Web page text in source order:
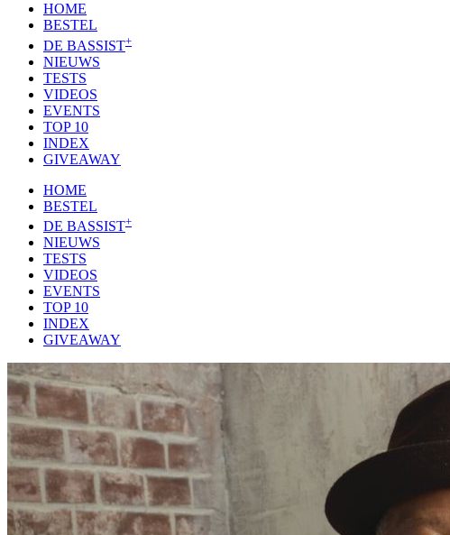
HOME
BESTEL
DE BASSIST+
NIEUWS
TESTS
VIDEOS
EVENTS
TOP 10
INDEX
GIVEAWAY
HOME
BESTEL
DE BASSIST+
NIEUWS
TESTS
VIDEOS
EVENTS
TOP 10
INDEX
GIVEAWAY